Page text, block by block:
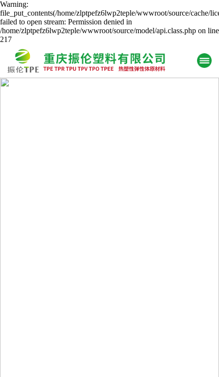
Warning:
file_put_contents(/home/zlptpefz6lwp2teple/wwwroot/source/cache/
failed to open stream: Permission denied in
/home/zlptpefz6lwp2teple/wwwroot/source/model/api.class.php on line
217